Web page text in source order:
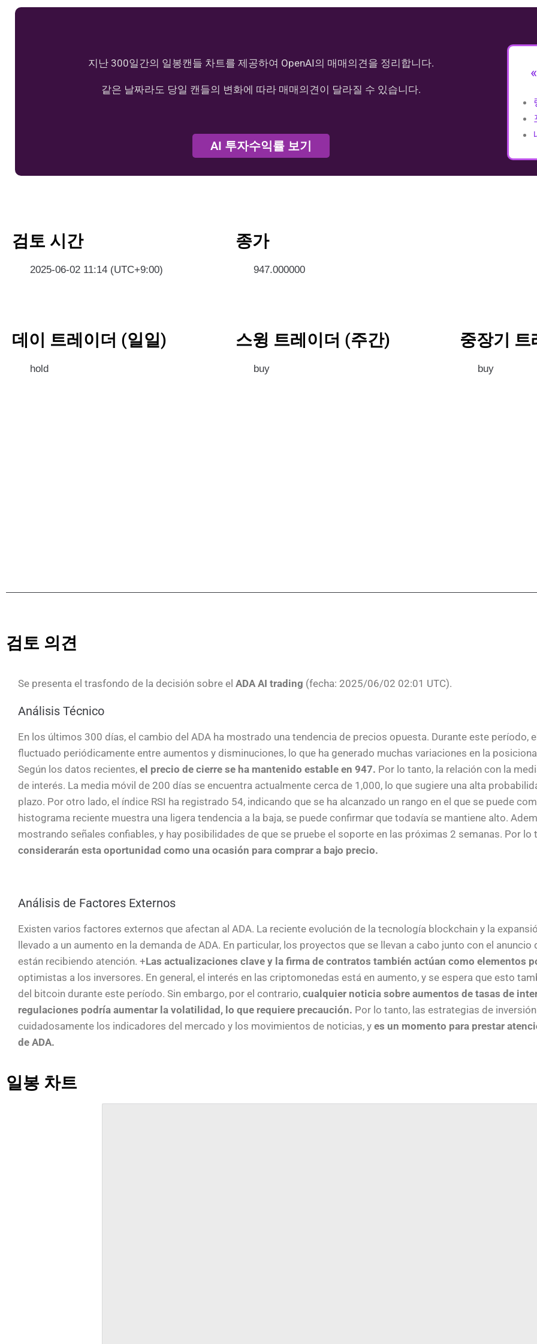
지난 300일간의 일봉캔들 차트를 제공하여 OpenAI의 매매의견을 정리합니다.
같은 날짜라도 당일 캔들의 변화에 따라 매매의견이 달라질 수 있습니다.
AI 투자수익률 보기
검토 시간
2025-06-02 11:14 (UTC+9:00)
종가
947.000000
데이 트레이더 (일일)
hold
스윙 트레이더 (주간)
buy
중장기 트
buy
검토 의견
Se presenta el trasfondo de la decisión sobre el ADA AI trading (fecha: 2025/06/02 02:01 UTC).
Análisis Técnico
En los últimos 300 días, el cambio del ADA ha mostrado una tendencia de precios opuesta. Durante este período,
fluctuado periódicamente entre aumentos y disminuciones, lo que ha generado muchas variaciones en la
Según los datos recientes, el precio de cierre se ha mantenido estable en 947. Por lo tanto, la relación con la
de interés. La media móvil de 200 días se encuentra actualmente cerca de 1,000, lo que sugiere una alta
plazo. Por otro lado, el índice RSI ha registrado 54, indicando que se ha alcanzado un rango en el que se puede
histograma reciente muestra una ligera tendencia a la baja, se puede confirmar que todavía se mantiene alto.
mostrando señales confiables, y hay posibilidades de que se pruebe el soporte en las próximas 2 semanas. Por lo
considerarán esta oportunidad como una ocasión para comprar a bajo precio.
Análisis de Factores Externos
Existen varios factores externos que afectan al ADA. La reciente evolución de la tecnología blockchain y la
llevado a un aumento en la demanda de ADA. En particular, los proyectos que se llevan a cabo junto con el
están recibiendo atención. +Las actualizaciones clave y la firma de contratos también actúan como elementos
optimistas a los inversores. En general, el interés en las criptomonedas está en aumento, y se espera que esto
del bitcoin durante este período. Sin embargo, por el contrario, cualquier noticia sobre aumentos de tasas de
regulaciones podría aumentar la volatilidad, lo que requiere precaución. Por lo tanto, las estrategias de
cuidadosamente los indicadores del mercado y los movimientos de noticias, y es un momento para prestar
de ADA.
일봉 차트